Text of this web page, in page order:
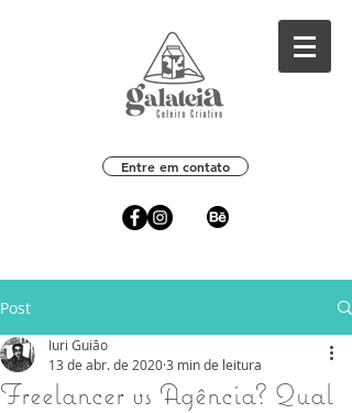
Entre em contato
Post
Freelancer vs Agência? Qual
Iuri Guião
13 de abr. de 20203 min de leitura